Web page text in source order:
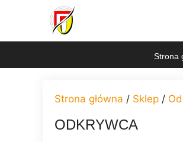
Strona
Strona główna / Sklep /
ODKRYWCA